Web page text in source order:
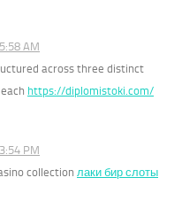
AM
across three distinct
https://diplomistoki.com/
PM
collection лаки бир слоты